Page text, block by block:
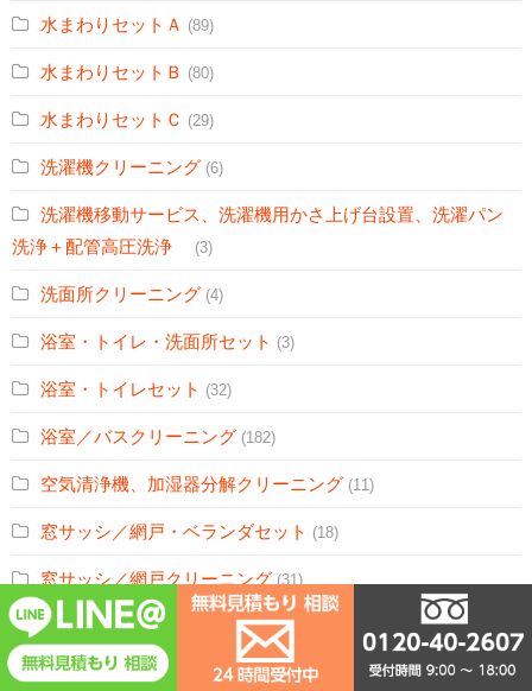
水まわりセットＡ (89)
水まわりセットＢ (80)
水まわりセットＣ (29)
洗濯機クリーニング (6)
洗濯機移動サービス、洗濯機用かさ上げ台設置、洗濯パン
洗浄＋配管高圧洗浄
(3)
洗面所クリーニング (4)
浴室・トイレ・洗面所セット (3)
浴室・トイレセット (32)
浴室／バスクリーニング (182)
空気清浄機、加湿器分解クリーニング (11)
窓サッシ／網戸・ベランダセット (18)
窓サッシ／網戸クリーニング (31)
車内清掃（ルームクリーニング） / ファブリック（布）シー
ト車 (2)